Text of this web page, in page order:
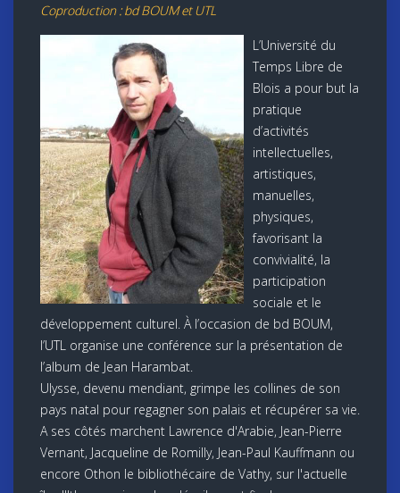
Coproduction : bd BOUM et UTL
L’Université du
Temps Libre de
Blois a pour but la
pratique
d’activités
intellectuelles,
artistiques,
manuelles,
physiques,
favorisant la
convivialité, la
participation
sociale et le
développement culturel. À l’occasion de bd BOUM,
l’UTL organise une conférence sur la présentation de
l’album de Jean Harambat.
Ulysse, devenu mendiant, grimpe les collines de son
pays natal pour regagner son palais et récupérer sa vie.
A ses côtés marchent Lawrence d'Arabie, Jean-Pierre
Vernant, Jacqueline de Romilly, Jean-Paul Kauffmann ou
encore Othon le bibliothécaire de Vathy, sur l'actuelle